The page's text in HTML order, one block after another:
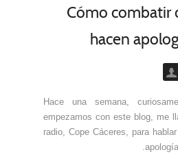
Cómo combatir
hacen
Hace una semana,
empezamos con este blog, me
radio, Cope Cáceres, para